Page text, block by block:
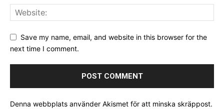
Save my name, email, and website in this browser for the
next time I comment.
Denna webbplats använder Akismet för att minska skräppost.